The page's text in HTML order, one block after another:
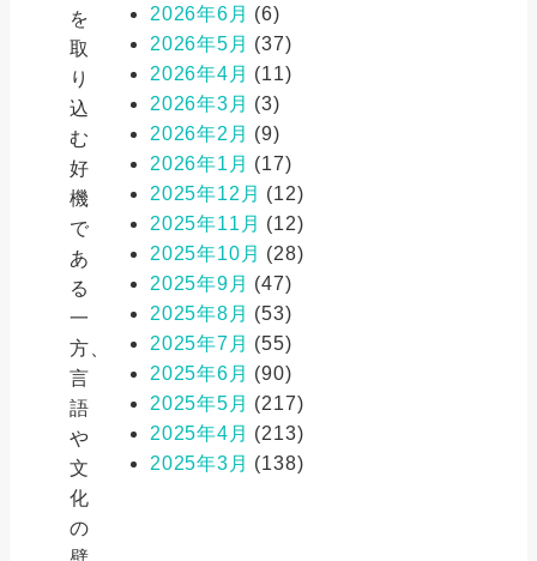
を
取
り
込
む
好
機
で
あ
る
一
方、
言
語
や
文
化
の
2026年6月 (6)
2026年5月 (37)
2026年4月 (11)
2026年3月 (3)
2026年2月 (9)
2026年1月 (17)
2025年12月 (12)
2025年11月 (12)
2025年10月 (28)
2025年9月 (47)
2025年8月 (53)
2025年7月 (55)
2025年6月 (90)
2025年5月 (217)
2025年4月 (213)
2025年3月 (138)